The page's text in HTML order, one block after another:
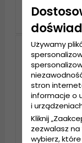
139 zl
Używamy
stron
informacje o
i
Kliknij
zezwalasz
wybierz,